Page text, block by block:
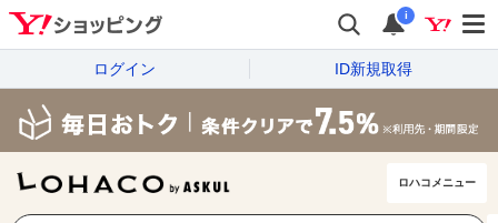
i
ログイン ID新規取得
ロハコメニュー